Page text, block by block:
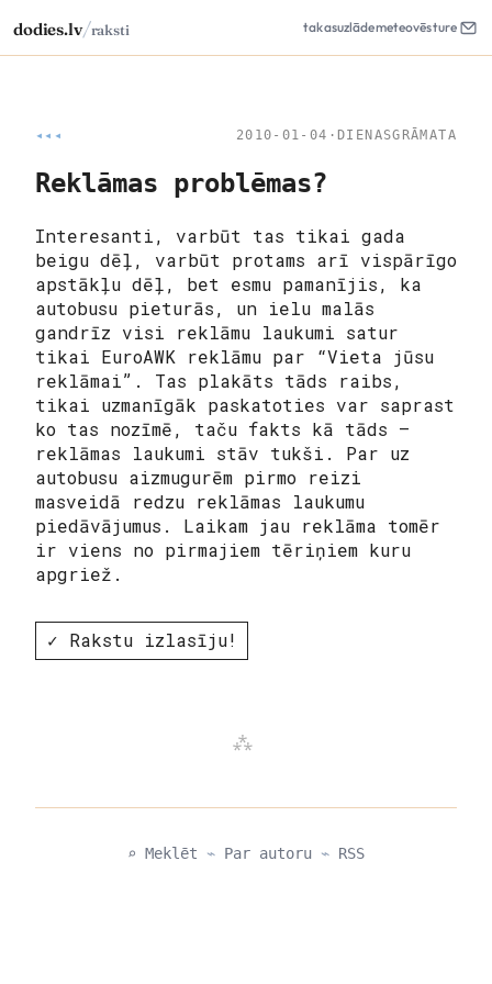
dodies.lv/raksti takasuzlādemeteovēsture
◂◂◂ 2010-01-04 · DIENASGRĀMATA
Reklāmas problēmas?
Interesanti, varbūt tas tikai gada
beigu dēļ, varbūt protams arī vispārīgo
apstākļu dēļ, bet esmu pamanījis, ka
autobusu pieturās, un ielu malās
gandrīz visi reklāmu laukumi satur
tikai EuroAWK reklāmu par “Vieta jūsu
reklāmai”. Tas plakāts tāds raibs,
tikai uzmanīgāk paskatoties var saprast
ko tas nozīmē, taču fakts kā tāds –
reklāmas laukumi stāv tukši. Par uz
autobusu aizmugurēm pirmo reizi
masveidā redzu reklāmas laukumu
piedāvājumus. Laikam jau reklāma tomēr
ir viens no pirmajiem tēriņiem kuru
apgriež.
✓ Rakstu izlasīju!
⌕ Meklēt ⌁ Par autoru ⌁ RSS